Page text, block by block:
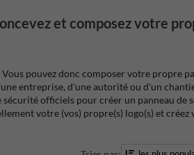
et composez votre
pouvez donc composer votre propre
entreprise, d'une autorité ou d'un
officiels pour créer un panneau de
votre (vos) propre(s) logo(s) et créez